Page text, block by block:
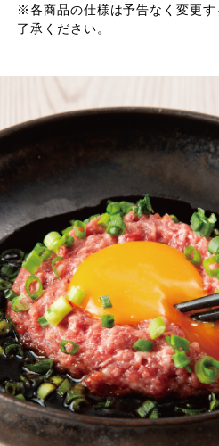
※各商品の仕様は予告なく変更
了承ください。